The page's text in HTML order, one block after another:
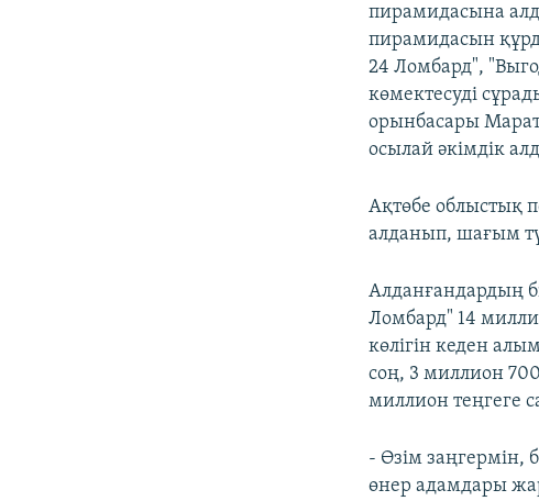
пирамидасына
пирамидасын
24 Ломбард",
көмектесуді
орынбасары
осылай әкімдік
Ақтөбе облыстық
алданып, шағым
Алданғандардың
Ломбард" 14
көлігін кеден
соң, 3 миллион
миллион теңгеге
- Өзім заңгермін,
өнер адамдары